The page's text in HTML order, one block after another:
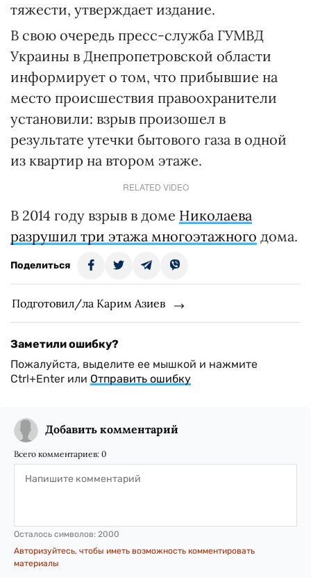
тяжести, утверждает издание.
В свою очередь пресс-служба ГУМВД
Украины в Днепропетровской области
информирует о том, что прибывшие на
место происшествия правоохранители
установили: взрыв произошел в
результате утечки бытового газа в одной
из квартир на втором этаже.
RELATED VIDEO
В 2014 году взрыв в доме Николаева
разрушил три этажа многоэтажного дома.
Поделиться
Подготовил/ла Карим Азиев
Заметили ошибку?
Пожалуйста, выделите ее мышкой и нажмите
Ctrl+Enter или Отправить ошибку
Добавить комментарий
Всего комментариев: 0
Осталось символов: 2000
Авторизуйтесь, чтобы иметь возможность комментировать
материалы